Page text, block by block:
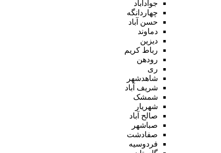
جوادآباد
چهاردانگه
حسن آباد
دماوند
دیزین
رباط کریم
رودهن
ری
شاهدشهر
شریف آباد
شمشک
شهریار
صالح آباد
صباشهر
صفادشت
فردوسیه